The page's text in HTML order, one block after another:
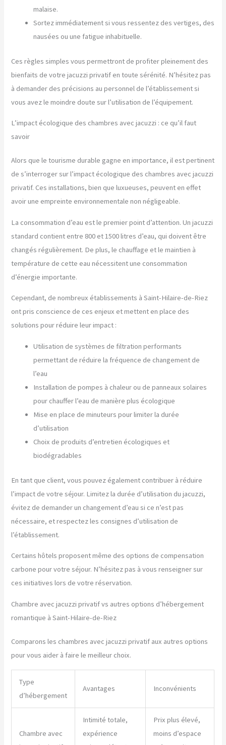
malaise.
Sortez immédiatement si vous ressentez des vertiges, des
nausées ou une fatigue inhabituelle.
Ces règles simples vous permettront de profiter pleinement des
bienfaits de votre jacuzzi privatif en toute sérénité. N’hésitez pas
à demander des précisions au personnel de l’établissement si
vous avez le moindre doute sur l’utilisation de l’équipement.
L’impact écologique des chambres avec jacuzzi : ce qu’il faut
savoir
Alors que le tourisme durable gagne en importance, il est pertinent
de s’interroger sur l’impact écologique des chambres avec jacuzzi
privatif. Ces installations, bien que luxueuses, peuvent en effet
avoir une empreinte environnementale non négligeable.
La consommation d’eau est le premier point d’attention. Un jacuzzi
standard contient entre 800 et 1500 litres d’eau, qui doivent être
changés régulièrement. De plus, le chauffage et le maintien à
température de cette eau nécessitent une consommation
d’énergie importante.
Cependant, de nombreux établissements à Saint-Hilaire-de-Riez
ont pris conscience de ces enjeux et mettent en place des
solutions pour réduire leur impact :
Utilisation de systèmes de filtration performants
permettant de réduire la fréquence de changement de
l’eau
Installation de pompes à chaleur ou de panneaux solaires
pour chauffer l’eau de manière plus écologique
Mise en place de minuteurs pour limiter la durée
d’utilisation
Choix de produits d’entretien écologiques et
biodégradables
En tant que client, vous pouvez également contribuer à réduire
l’impact de votre séjour. Limitez la durée d’utilisation du jacuzzi,
évitez de demander un changement d’eau si ce n’est pas
nécessaire, et respectez les consignes d’utilisation de
l’établissement.
Certains hôtels proposent même des options de compensation
carbone pour votre séjour. N’hésitez pas à vous renseigner sur
ces initiatives lors de votre réservation.
Chambre avec jacuzzi privatif vs autres options d’hébergement
romantique à Saint-Hilaire-de-Riez
Comparons les chambres avec jacuzzi privatif aux autres options
pour vous aider à faire le meilleur choix.
Type
d’hébergement
Avantages Inconvénients
Chambre avec
Intimité totale,
expérience
Prix plus élevé,
moins d’espace